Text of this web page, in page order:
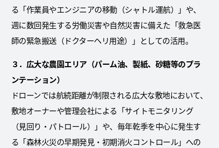
る「作業員やエンジニアの移動（シャトル運航）」や、
週に数回発生する労働災害や自然災害に備えた「救急医
師の緊急搬送（ドクターヘリ用途）」としての活用。
３．広大な農園エリア（パーム油、製紙、砂糖等のプラ
ンテーション）
ドローンでは航続距離が制限される広大な敷地において、
敷地オーナーや管理会社による「サイトモニタリング
（見回り・パトロール）」や、毎年乾季を中心に発生す
る「森林火災の早期発見・初期消火コントロール」への